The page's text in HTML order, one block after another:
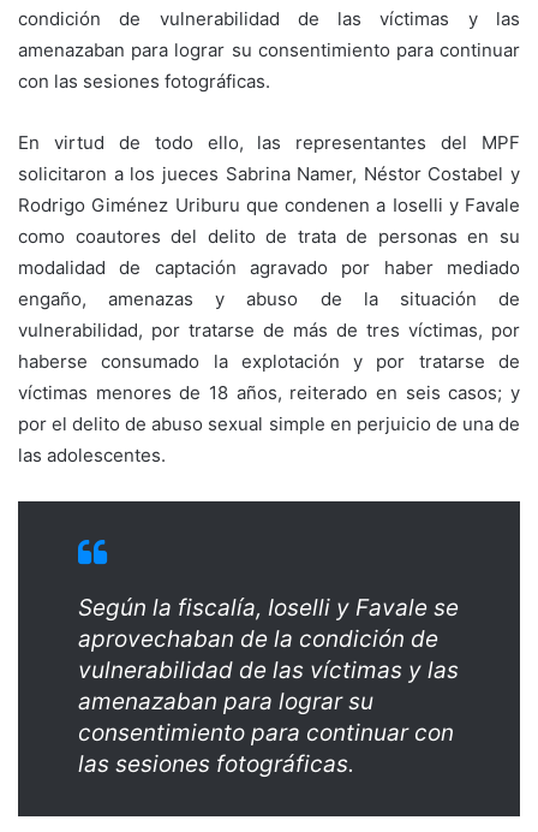
condición de vulnerabilidad de las víctimas y las
amenazaban para lograr su consentimiento para continuar
con las sesiones fotográficas.
En virtud de todo ello, las representantes del MPF
solicitaron a los jueces Sabrina Namer, Néstor Costabel y
Rodrigo Giménez Uriburu que condenen a Ioselli y Favale
como coautores del delito de trata de personas en su
modalidad de captación agravado por haber mediado
engaño, amenazas y abuso de la situación de
vulnerabilidad, por tratarse de más de tres víctimas, por
haberse consumado la explotación y por tratarse de
víctimas menores de 18 años, reiterado en seis casos; y
por el delito de abuso sexual simple en perjuicio de una de
las adolescentes.
Según la fiscalía, Ioselli y Favale se
aprovechaban de la condición de
vulnerabilidad de las víctimas y las
amenazaban para lograr su
consentimiento para continuar con
las sesiones fotográficas.